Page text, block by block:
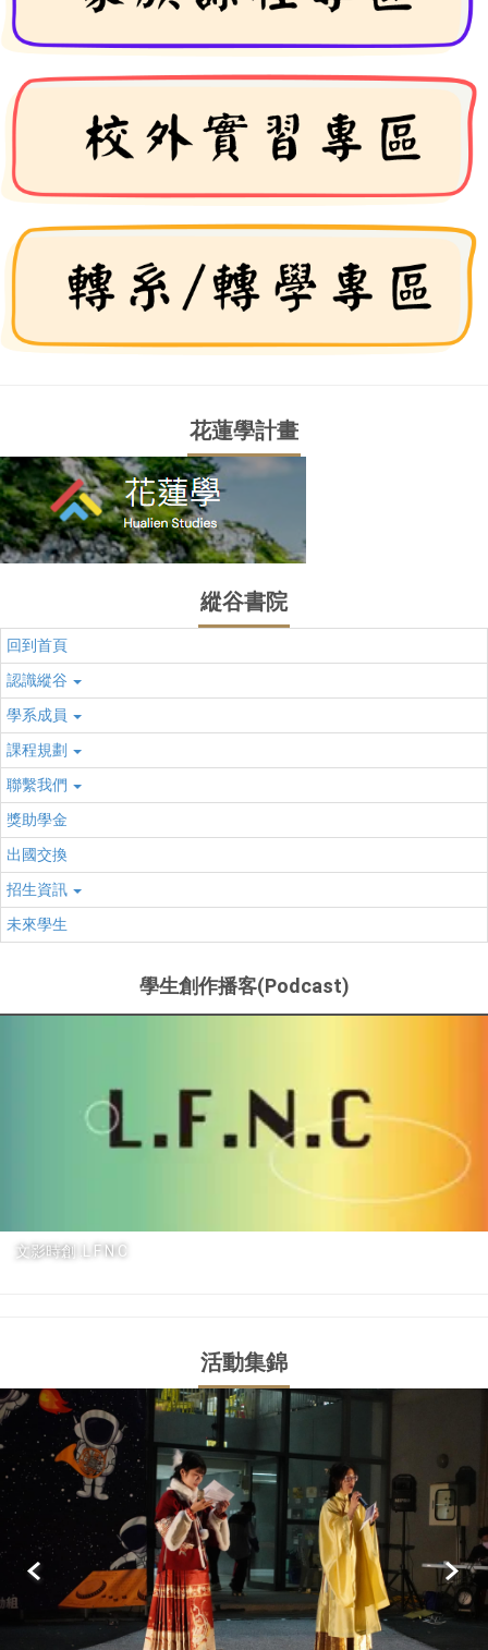
花蓮學計畫
縱谷書院
回到首頁
認識縱谷
學系成員
課程規劃
聯繫我們
獎助學金
出國交換
招生資訊
未來學生
學生創作播客(Podcast)
文影時創 .L F N C
活動集錦